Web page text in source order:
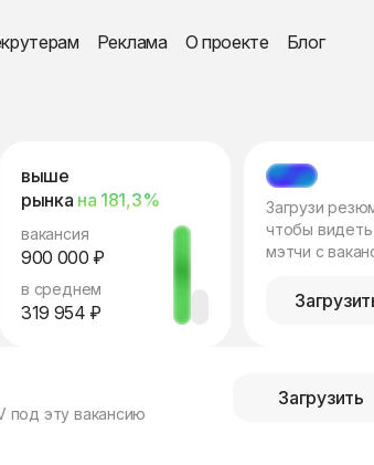
Реклама О проекте Блог
выше
рынка на 181,3%
вакансия
900 000 ₽
в среднем
319 954 ₽
МЭТЧ
Загрузи
чтобы видеть
мэтчи с
под эту вакансию
Загрузить